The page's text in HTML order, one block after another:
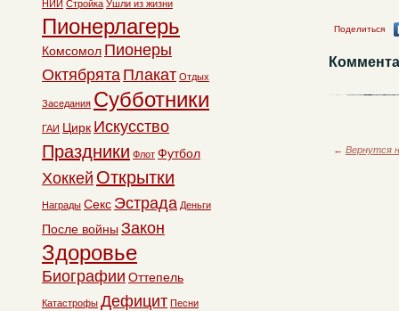
Поделиться
← Вернутся
НИИ Стройка Ушли из жизни
Пионерлагерь
Комсомол Пионеры
Октябрята Плакат Отдых
Заседания Субботники
ГАИ Цирк Искусство
Праздники Флот Футбол
Хоккей Открытки
Награды Секс Эстрада Деньги
После войны Закон
Здоровье
Биографии Оттепель
Катастрофы Дефицит Песни